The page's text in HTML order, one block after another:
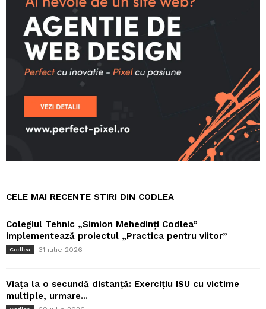
CELE MAI RECENTE STIRI DIN CODLEA
Colegiul Tehnic „Simion Mehedinți Codlea”
implementează proiectul „Practica pentru viitor”
Codlea 31 iulie 2026
Viața la o secundă distanță: Exercițiu ISU cu victime
multiple, urmare...